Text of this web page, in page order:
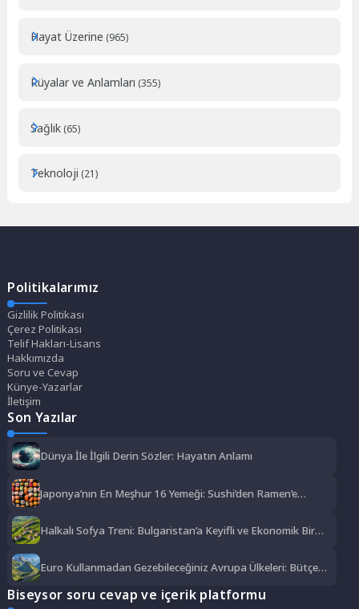
Hayat Üzerine (965)
Rüyalar ve Anlamları (355)
Sağlık (65)
Teknoloji (21)
Politikalarımız
Gizlilik Politikası
Çerez Politikası
Telif Hakları-Lisans
Hakkımızda
Soru ve Cevap
Künye-Yazarlar
İletişim
Son Yazılar
Dünya İle İlgili Derin Sözler: Hayatın Anlamı
Japonya’nın En Meşhur 16 Yemeği: Sushi’den Ramen’e
Halkalı Sofya Treni: Bulgaristan’a Keyifli ve Ekonomik Bir
Euro Kullanmadan Gezebileceğiniz Avrupa Ülkeleri: Bütçe
Biseysor soru cevap ve içerik platformu